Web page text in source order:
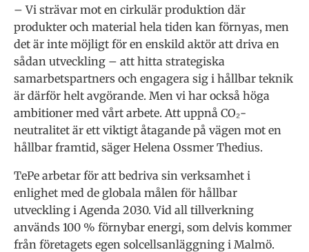
– Vi strävar mot en cirkulär produktion där
produkter och material hela tiden kan förnyas, men
det är inte möjligt för en enskild aktör att driva en
sådan utveckling – att hitta strategiska
samarbetspartners och engagera sig i hållbar teknik
är därför helt avgörande. Men vi har också höga
ambitioner med vårt arbete. Att uppnå CO₂-
neutralitet är ett viktigt åtagande på vägen mot en
hållbar framtid, säger Helena Ossmer Thedius.
TePe arbetar för att bedriva sin verksamhet i
enlighet med de globala målen för hållbar
utveckling i Agenda 2030. Vid all tillverkning
används 100 % förnybar energi, som delvis kommer
från företagets egen solcellsanläggning i Malmö.